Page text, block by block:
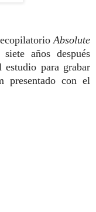
Absolute
años después
para grabar
presentado con el